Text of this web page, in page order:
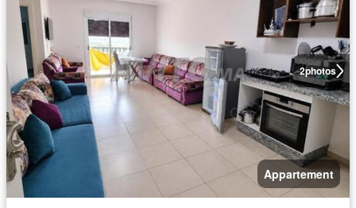
2photos
Appartement